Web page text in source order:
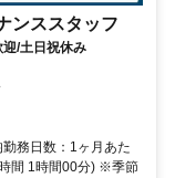
ンススタッフ
迎/土日祝休み
務日数：1ヶ月あた
間 1時間00分) ※季節